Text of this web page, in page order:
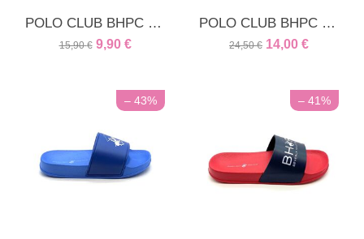
POLO CLUB BHPC Ανδρική - εφηβική παντόφλα μπλε
15,90 € 9,90 €
POLO CLUB BHPC παιδική παντόφλα μπλέ
24,50 € 14,00 €
– 43% – 41%